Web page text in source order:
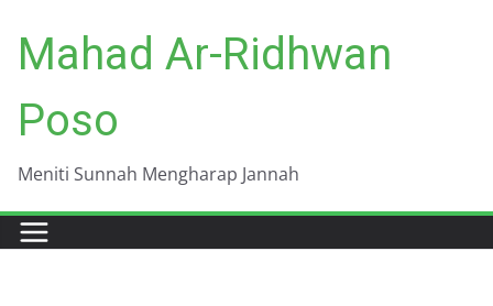
content
Mahad Ar-Ridhwan
Poso
Meniti Sunnah Mengharap Jannah